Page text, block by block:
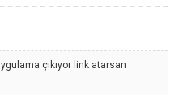
çıkıyor link atarsan